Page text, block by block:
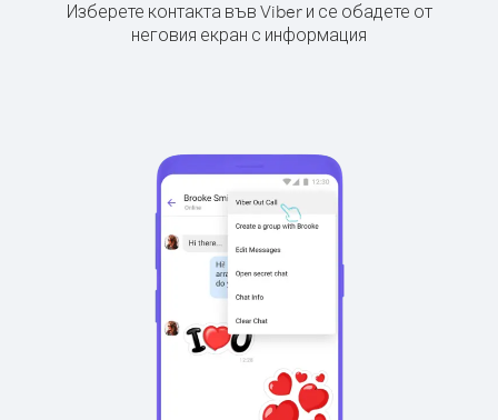
Изберете контакта във Viber и се обадете от
неговия екран с информация